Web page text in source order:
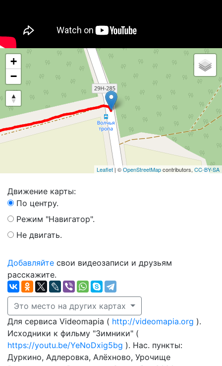
+
−
Leaflet| ©OpenStreetMapcontributors, CC-BY-SA
Движение карты:
По центру.
Режим "Навигатор".
Не двигать.
Добавляйте свои видеозаписи и друзьям
расскажите.
Это место на других картах
Для сервиса Videomapia ( http://videomapia.org ).
Исходники к фильму "Зимники" (
https://youtu.be/YeNoDxig5bg ). Нас. пункты:
Дуркино, Адлеровка, Алёхново, Урочище